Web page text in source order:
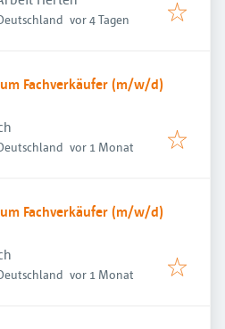
Veröffentlicht
vor 4 Tagen
Fachverkäufer (m/w/d)
Veröffentlicht
vor 1 Monat
Fachverkäufer (m/w/d)
Veröffentlicht
vor 1 Monat